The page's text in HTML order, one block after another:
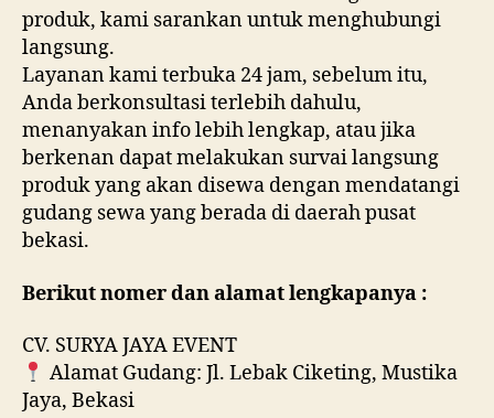
produk, kami sarankan untuk menghubungi
langsung.
Layanan kami terbuka 24 jam, sebelum itu,
Anda berkonsultasi terlebih dahulu,
menanyakan info lebih lengkap, atau jika
berkenan dapat melakukan survai langsung
produk yang akan disewa dengan mendatangi
gudang sewa yang berada di daerah pusat
bekasi.
Berikut nomer dan alamat lengkapanya :
CV. SURYA JAYA EVENT
Alamat Gudang: Jl. Lebak Ciketing, Mustika
Jaya, Bekasi